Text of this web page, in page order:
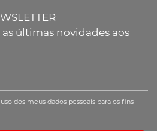
últimas novidades aos
dos meus dados pessoais para os fins